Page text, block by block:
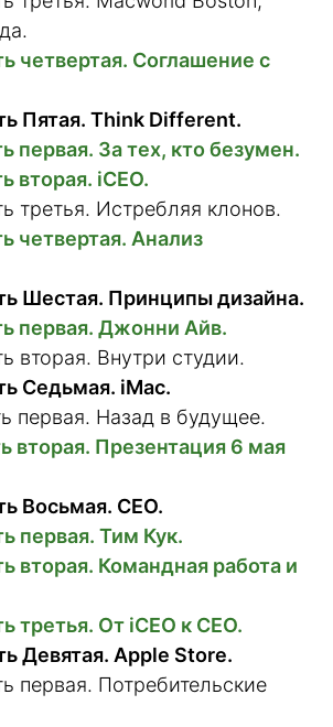
четвертая. Соглашение с
Пятая. Think Different.
первая. За тех, кто безумен.
вторая. iCEO.
третья. Истребляя клонов.
четвертая. Анализ
Шестая. Принципы дизайна.
первая. Джонни Айв.
вторая. Внутри студии.
Седьмая. iMac.
первая. Назад в будущее.
вторая. Презентация 6 мая
Восьмая. CEO.
первая. Тим Кук.
вторая. Командная работа и
третья. От iCEO к CEO.
Девятая. Apple Store.
первая. Потребительские